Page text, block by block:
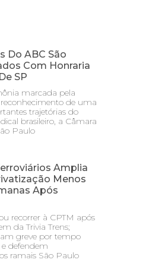
Do ABC São
Com Honraria
SP
marcada pela
de uma
trajetórias do
brasileiro, a Câmara
Paulo
Amplia
Menos
Após
recorrer à CPTM após
da Trivia Trens;
greve por tempo
defendem
ramais São Paulo